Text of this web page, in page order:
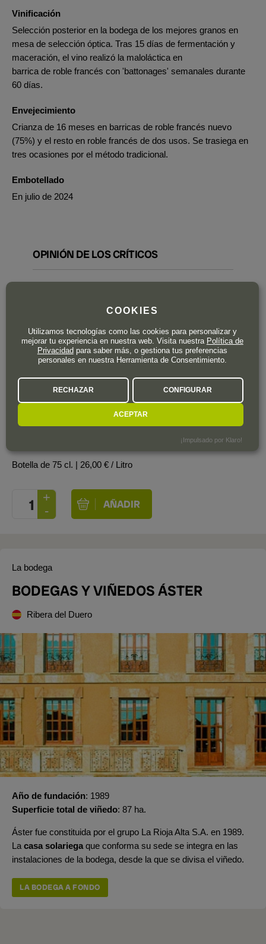
Vinificación
Selección posterior en la bodega de los mejores granos en
mesa de selección óptica. Tras 15 días de fermentación y
maceración, el vino realizó la maloláctica en
barrica de roble francés con 'battonages' semanales durante
60 días.
Envejecimiento
Crianza de 16 meses en barricas de roble francés nuevo
(75%) y el resto en roble francés de dos usos. Se trasiega en
tres ocasiones por el método tradicional.
Embotellado
En julio de 2024
OPINIÓN DE LOS CRÍTICOS
A solid wine showing ripe yet fresh plums, cherries and fine
grained tannins. Long, tight finish. Drink from 2026. - Zekun
Shuai, Senior Editor.
Botella de 75 cl. | 26,00 € / Litro
La bodega
BODEGAS Y VIÑEDOS ÁSTER
Ribera del Duero
Año de fundación 1989
Superficie total de viñedo 87 ha.
Áster fue constituida por el grupo La Rioja Alta S.A. en 1989.
La casa solariega que conforma su sede se integra en las
instalaciones de la bodega, desde la que se divisa el viñedo.
LA BODEGA A FONDO
COOKIES
Utilizamos tecnologías como las cookies para personalizar y
mejorar tu experiencia en nuestra web. Visita nuestra Política de
Privacidadpara saber más, o gestiona tus preferencias
personales en nuestra Herramienta de Consentimiento.
RECHAZAR CONFIGURAR
ACEPTAR
¡Impulsado por Klaro!